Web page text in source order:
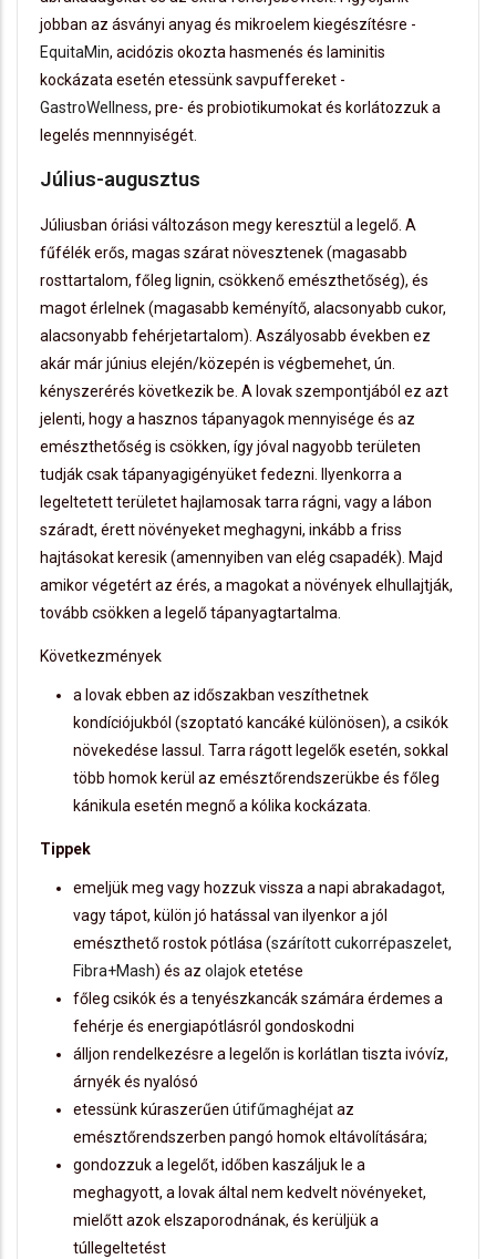
jobban az ásványi anyag és mikroelem kiegészítésre -
EquitaMin, acidózis okozta hasmenés és laminitis
kockázata esetén etessünk savpuffereket -
GastroWellness, pre- és probiotikumokat és korlátozzuk a
legelés mennnyiségét.
Július-augusztus
Júliusban óriási változáson megy keresztül a legelő. A
fűfélék erős, magas szárat növesztenek (magasabb
rosttartalom, főleg lignin, csökkenő emészthetőség), és
magot érlelnek (magasabb keményítő, alacsonyabb cukor,
alacsonyabb fehérjetartalom). Aszályosabb években ez
akár már június elején/közepén is végbemehet, ún.
kényszerérés következik be. A lovak szempontjából ez azt
jelenti, hogy a hasznos tápanyagok mennyisége és az
emészthetőség is csökken, így jóval nagyobb területen
tudják csak tápanyagigényüket fedezni. Ilyenkorra a
legeltetett területet hajlamosak tarra rágni, vagy a lábon
száradt, érett növényeket meghagyni, inkább a friss
hajtásokat keresik (amennyiben van elég csapadék). Majd
amikor végetért az érés, a magokat a növények elhullajtják,
tovább csökken a legelő tápanyagtartalma.
Következmények
a lovak ebben az időszakban veszíthetnek
kondíciójukból (szoptató kancáké különösen), a csikók
növekedése lassul. Tarra rágott legelők esetén, sokkal
több homok kerül az emésztőrendszerükbe és főleg
kánikula esetén megnő a kólika kockázata.
Tippek
emeljük meg vagy hozzuk vissza a napi abrakadagot,
vagy tápot, külön jó hatással van ilyenkor a jól
emészthető rostok pótlása (szárított cukorrépaszelet,
Fibra+Mash) és az olajoketetése
főleg csikók és a tenyészkancák számára érdemes a
fehérje és energiapótlásról gondoskodni
álljon rendelkezésre a legelőn is korlátlan tiszta ivóvíz,
árnyék és nyalósó
etessünk kúraszerűen útifűmaghéjataz
emésztőrendszerben pangó homok eltávolítására;
gondozzuk a legelőt, időben kaszáljuk le a
meghagyott, a lovak által nem kedvelt növényeket,
mielőtt azok elszaporodnának, és kerüljük a
túllegeltetést